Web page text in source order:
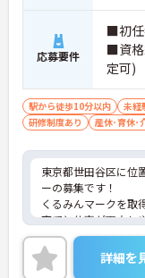
応募要件
■初任
■資格
定可)
に会
駅から徒歩10分以内 未経
研修制度あり
産休･育休･
東京都世田谷区に位
ーの募集です！
くるみんマークを取
育てと仕事が両立し
的に行っています。
ご興味ある方には、
詳細をお話しいたし
詳細を